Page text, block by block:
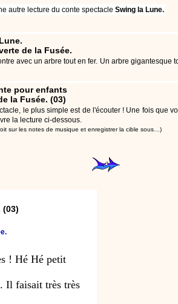
autre lecture du conte spectacle Swing la Lune.
de la Fusée.
avec un arbre tout en fer. Un arbre gigantesque
pour enfants
la Fusée. (03)
le plus simple est de l'écouter ! Une fois que
la lecture ci-dessous.
sur les notes de musique et enregistrer la cible sous…)
! Hé Hé petit
Il faisait très très